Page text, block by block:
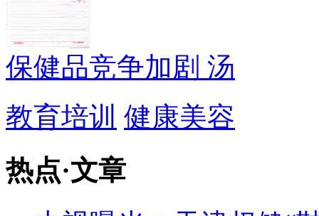
保健品竞争加剧 汤
教育培训 健康美容
热点·文章